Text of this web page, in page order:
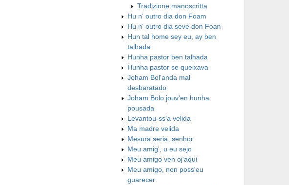
Tradizione manoscritta
Hu n' outro dia don Foam
Hu n' outro dia seve don Foan
Hun tal home sey eu, ay ben
talhada
Hunha pastor ben talhada
Hunha pastor se queixava
Joham Bol'anda mal
desbaratado
Joham Bolo jouv'en hunha
pousada
Levantou-ss'a velida
Ma madre velida
Mesura seria, senhor
Meu amig', u eu sejo
Meu amigo ven oj'aqui
Meu amigo, non poss'eu
guarecer